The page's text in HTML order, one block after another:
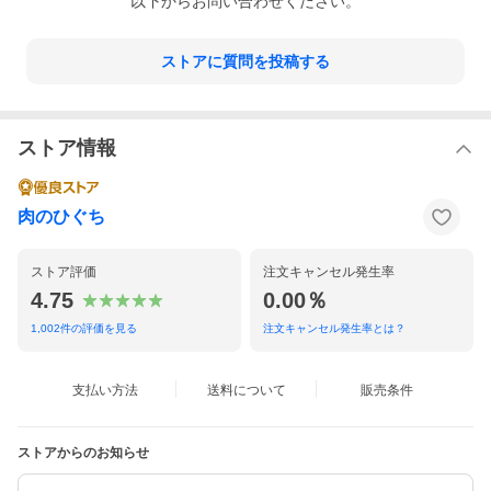
ストアに質問を投稿する
ストア情報
肉のひぐち
ストア評価
4.75
1,002件の評価を見る
注文キャンセル発生率
0.00％
注文キャンセル発生率とは？
支払い方法 送料について 販売条件
ストアからのお知らせ